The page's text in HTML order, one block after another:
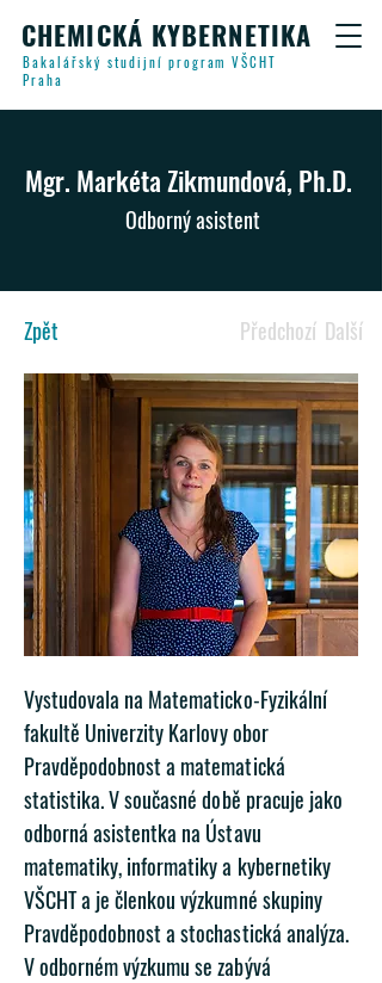
CHEMICKÁ KYBERNETIKA
Bakalářský studijní program VŠCHT
Praha
Mgr. Markéta Zikmundová, Ph.D.
Odborný asistent
Zpět Předchozí Další
Vystudovala na Matematicko-Fyzikální
fakultě Univerzity Karlovy obor
Pravděpodobnost a matematická
statistika. V současné době pracuje jako
odborná asistentka na Ústavu
matematiky, informatiky a kybernetiky
VŠCHT a je členkou výzkumné skupiny
Pravděpodobnost a stochastická analýza.
V odborném výzkumu se zabývá